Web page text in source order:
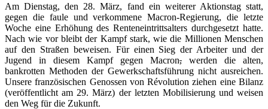
Am Dienstag, den 28. März, fand ein weiterer Aktionstag statt,
gegen die faule und verkommene Macron-Regierung, die letzte
Woche eine Erhöhung des Renteneintrittsalters durchgesetzt hatte.
Nach wie vor bleibt der Kampf stark, wie die Millionen Menschen
auf den Straßen beweisen. Für einen Sieg der Arbeiter und der
Jugend in diesem Kampf gegen Macron, werden die alten,
bankrotten Methoden der Gewerkschaftsführung nicht ausreichen.
Unsere französischen Genossen von Révolution ziehen eine Bilanz
(veröffentlicht am 29. März) der letzten Mobilisierung und weisen
den Weg für die Zukunft.